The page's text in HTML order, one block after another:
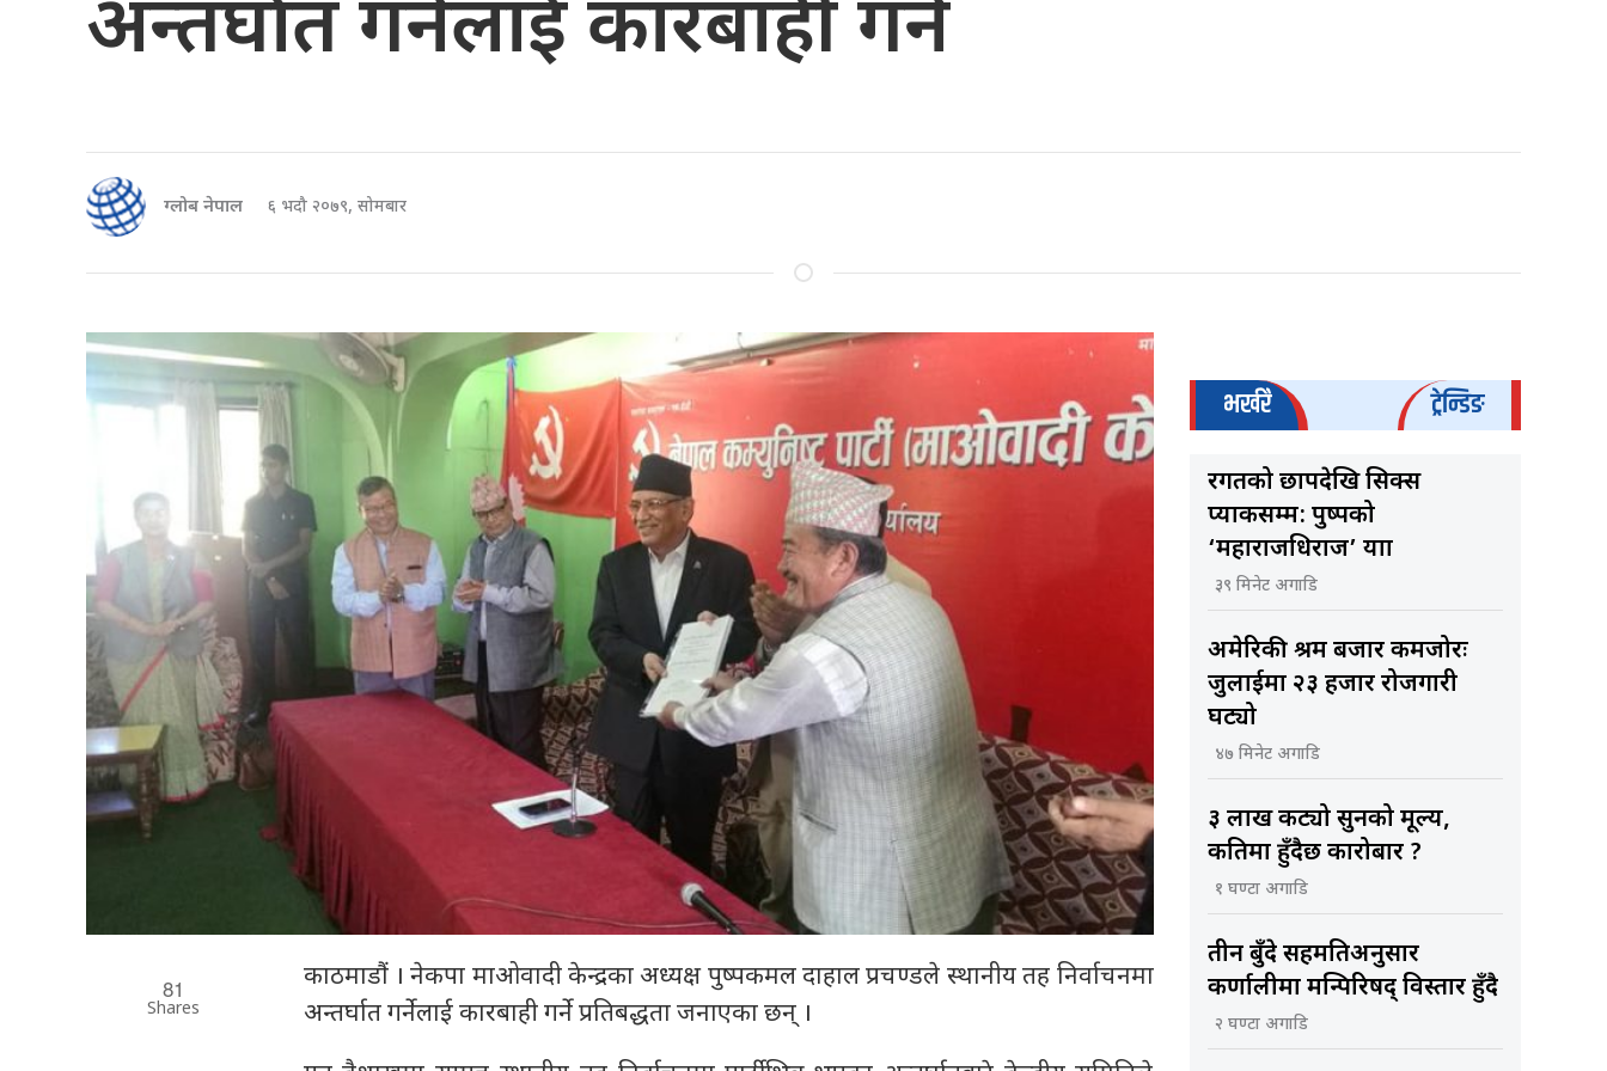
अन्तर्घात गर्नेलाई कारबाही गर्ने
ग्लोब नेपाल ६ भदौ २०७९, सोमबार
81
Shares
काठमाडौं । नेकपा माओवादी केन्द्रका अध्यक्ष पुष्पकमल दाहाल प्रचण्डले स्थानीय तह निर्वाचनमा
अन्तर्घात गर्नेलाई कारबाही गर्ने प्रतिबद्धता जनाएका छन् ।
भर्खरै ट्रेन्डिङ
रगतको छापदेखि सिक्स
प्याकसम्म: पुष्पको
‘महाराजधिराज’ यात्रा
३९ मिनेट अगाडि
अमेरिकी श्रम बजार कमजोरः
जुलाईमा २३ हजार रोजगारी
घट्यो
४७ मिनेट अगाडि
३ लाख कट्यो सुनको मूल्य,
कतिमा हुँदैछ कारोबार ?
१ घण्टा अगाडि
तीन बुँदे सहमतिअनुसार
कर्णालीमा मन्त्रिपरिषद् विस्तार हुँदै
२ घण्टा अगाडि